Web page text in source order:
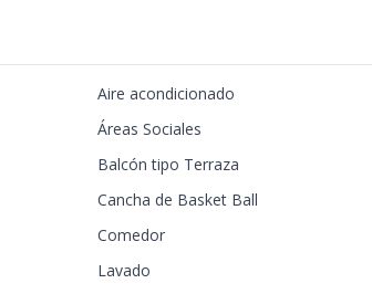
Aire acondicionado
Áreas Sociales
Balcón tipo Terraza
Cancha de Basket Ball
Comedor
Lavado